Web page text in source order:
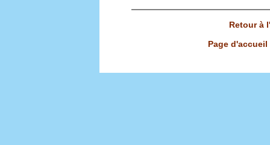
Retour à
Page